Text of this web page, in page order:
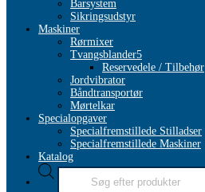
Barsystem
Sikringsudstyr
Maskiner
Rørmixer
Tvangsblander
Reservedele / Tilbehør
Jordvibrator
Båndtransportør
Mørtelkar
Specialopgaver
Specialfremstillede Stilladser
Specialfremstillede Maskiner
Katalog
Products